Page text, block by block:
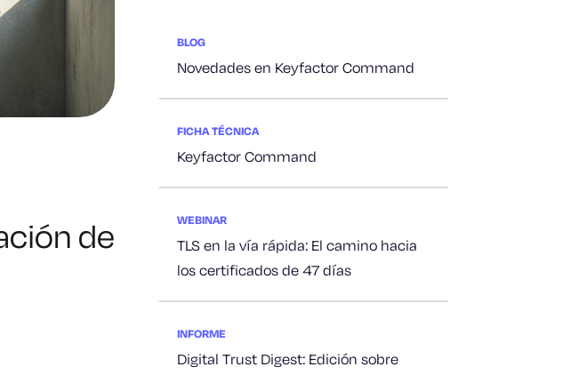
de
BLOG
Novedades en Keyfactor Command
FICHA TÉCNICA
Keyfactor Command
WEBINAR
TLS en la vía rápida: El camino hacia
los certificados de 47 días
INFORME
Digital Trust Digest: Edición sobre